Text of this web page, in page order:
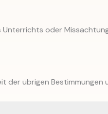
oder
der übrigen Bestimmungen